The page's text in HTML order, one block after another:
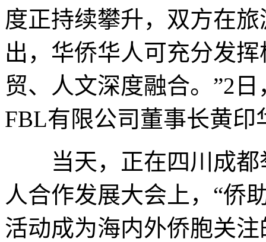
度正持续攀升，双方在
出，华侨华人可充分发
贸、人文深度融合。”2
FBL有限公司董事长黄
当天，正在四川成都
人合作发展大会上，“侨
活动成为海内外侨胞关